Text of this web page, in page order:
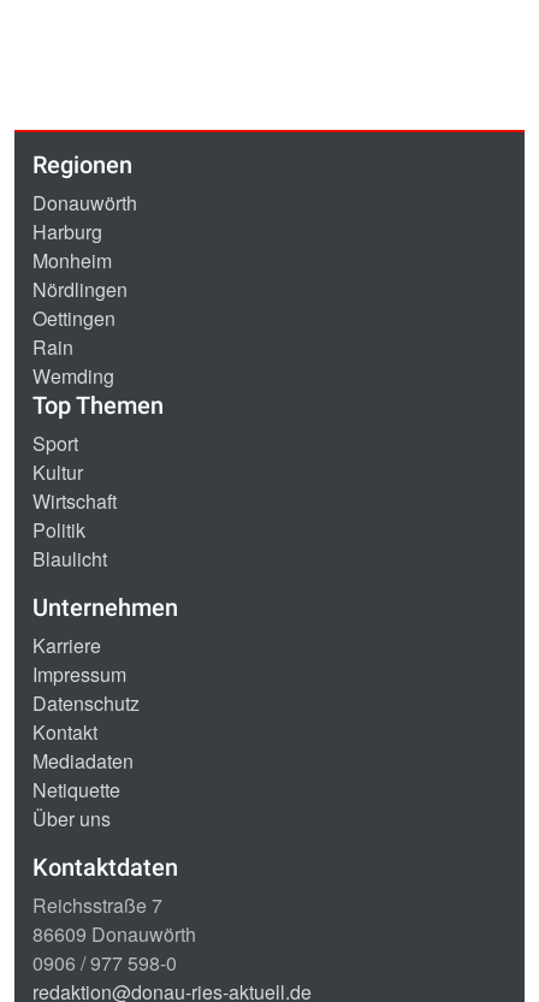
Regionen
Donauwörth
Harburg
Monheim
Nördlingen
Oettingen
Rain
Wemding
Top Themen
Sport
Kultur
Wirtschaft
Politik
Blaulicht
Unternehmen
Karriere
Impressum
Datenschutz
Kontakt
Mediadaten
Netiquette
Über uns
Kontaktdaten
Reichsstraße 7
86609 Donauwörth
0906 / 977 598-0
redaktion@donau-ries-aktuell.de